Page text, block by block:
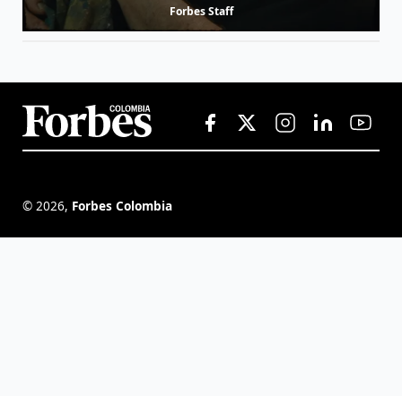
Forbes Staff
© 2026, Forbes Colombia